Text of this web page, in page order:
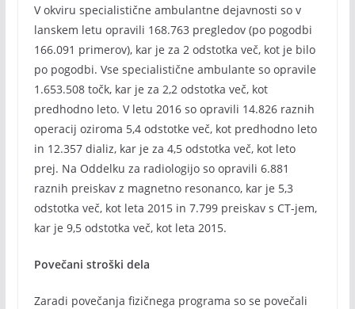
V okviru specialistične ambulantne dejavnosti so v
lanskem letu opravili 168.763 pregledov (po pogodbi
166.091 primerov), kar je za 2 odstotka več, kot je bilo
po pogodbi. Vse specialistične ambulante so opravile
1.653.508 točk, kar je za 2,2 odstotka več, kot
predhodno leto. V letu 2016 so opravili 14.826 raznih
operacij oziroma 5,4 odstotke več, kot predhodno leto
in 12.357 dializ, kar je za 4,5 odstotka več, kot leto
prej. Na Oddelku za radiologijo so opravili 6.881
raznih preiskav z magnetno resonanco, kar je 5,3
odstotka več, kot leta 2015 in 7.799 preiskav s CT-jem,
kar je 9,5 odstotka več, kot leta 2015.
Povečani stroški dela
Zaradi povečanja fizičnega programa so se povečali